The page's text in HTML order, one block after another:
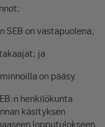
on vastapuolena;
ja
on pääsy.
henkilökunta
käsityksen
lopputulokseen